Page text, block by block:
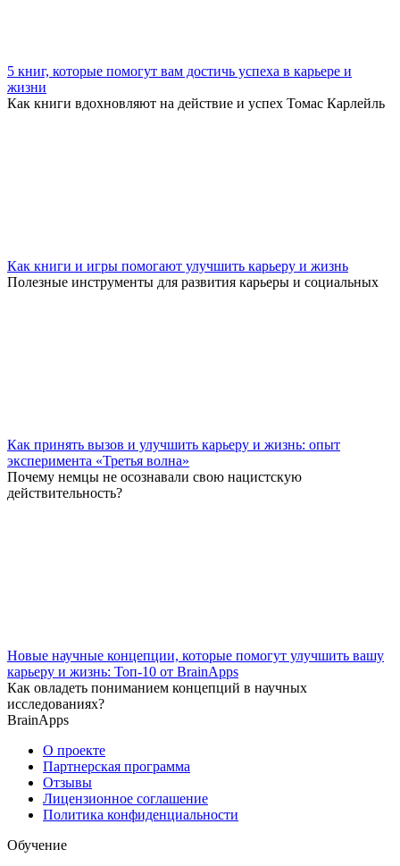
5 книг, которые помогут вам достичь успеха в карьере и
жизни
Как книги вдохновляют на действие и успех Томас Карлейль
Как книги и игры помогают улучшить карьеру и жизнь
Полезные инструменты для развития карьеры и социальных
Как принять вызов и улучшить карьеру и жизнь: опыт
эксперимента «Третья волна»
Почему немцы не осознавали свою нацистскую
действительность?
Новые научные концепции, которые помогут улучшить вашу
карьеру и жизнь: Топ-10 от BrainApps
Как овладеть пониманием концепций в научных
исследованиях?
BrainApps
О проекте
Партнерская программа
Отзывы
Лицензионное соглашение
Политика конфиденциальности
Обучение